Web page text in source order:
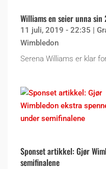
Williams en seier unna
11 juli, 2019 - 22:35 |
Wimbledon
Serena Williams er klar
Sponset artikkel: Gjør
semifinalene